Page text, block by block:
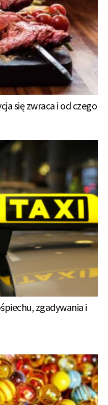
się zwraca i od czego
zgadywania i